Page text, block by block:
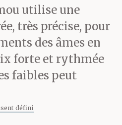
et
de
passer
sa mère. Il
sa fille
et
utilise une
très précise, pour
des âmes en
forte et rythmée
faibles peut
défini